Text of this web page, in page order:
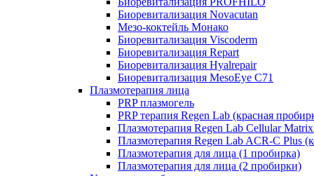
Биоревитализация Novacutan
Мезо-коктейль Монако
Биоревитализация Viscoderm
Биоревитализация Repart
Биоревитализация Hyalrepair
Биоревитализация MesoEye C71
Плазмотерапия лица
PRP плазмогель
PRP терапия Regen Lab (красная
Плазмотерапия Regen Lab Cellular
Плазмотерапия Regen Lab ACR-C Plus
Плазмотерапия для лица (1 пробирка)
Плазмотерапия для лица (2 пробирки)